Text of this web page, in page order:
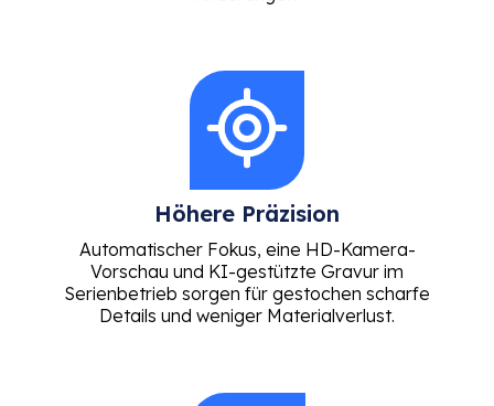
Höhere Präzision
Automatischer Fokus, eine HD-Kamera-
Vorschau und KI-gestützte Gravur im
Serienbetrieb sorgen für gestochen scharfe
Details und weniger Materialverlust.